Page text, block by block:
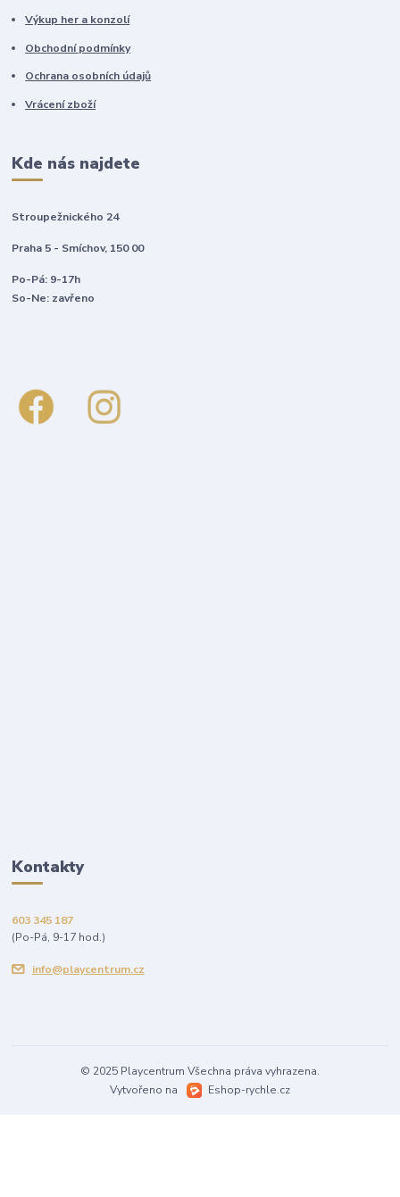
Výkup her a konzolí
Obchodní podmínky
Ochrana osobních údajů
Vrácení zboží
Kde nás najdete
Stroupežnického 24
Praha 5 - Smíchov, 150 00
Po-Pá: 9-17h
So-Ne: zavřeno
Kontakty
603 345 187
(Po-Pá, 9-17 hod.)
info@playcentrum.cz
© 2025 Playcentrum Všechna práva vyhrazena.
Vytvořeno na
Eshop-rychle.cz